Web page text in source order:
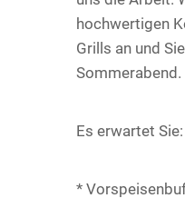
hochwertigen
Grills an und
Sommerabend.
Es erwartet Sie:
*